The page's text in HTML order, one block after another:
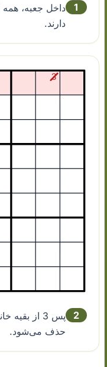
1
دارند.
2
پس 3 از
حذف می‌شود.